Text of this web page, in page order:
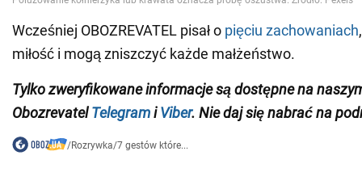
Wcześniej OBOZREVATEL pisał o pięciu zachowaniach
miłość i mogą zniszczyć każde małżeństwo.
Tylko zweryfikowane informacje są dostępne na
ObozrevatelTelegramiViber. Nie daj się nabrać na
/Rozrywka/7 gestów które...